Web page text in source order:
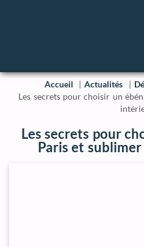
Accueil Actualités
Les secrets pour choisir un
Les secrets pour
Paris et